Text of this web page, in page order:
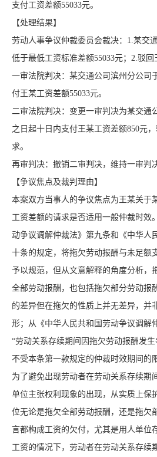
支付工资差额55033元。
【处理结果】
劳动人事争议仲裁委员会裁决：1.某交
低于最低工资标准差额55033元；2.驳回
一审法院判决：某交通公司滨州分公司
付王某工资差额55033元。
二审法院判决：变更一审判决为某交通
之日起十日内支付王某工资差额850元
求。
再审判决：撤销二审判决，维持一审判
【争议焦点及裁判理由】
本案双方当事人的争议焦点为王某关于
工资差额的请求是否适用一般仲裁时效
动争议调解仲裁法》第九条和《中华人
十条的规定，将拖欠劳动报酬与未足额
予以规范，但从文意解释的角度分析，
全部劳动报酬，也包括拖欠部分劳动报
的差异但在拖欠的性质上并无差异，并
形；从《中华人民共和国劳动争议调解
“劳动关系存续期间因拖欠劳动报酬发
不受本条第一款规定的仲裁时效期间的
为了避免出现劳动者在劳动关系存续期
单位主张权利现象的出现，从实质上保
位无论是拖欠全部劳动报酬，还是拖欠
言都构成工资的欠付，尤其是用人单位
工资的情况下，劳动者在劳动关系存续